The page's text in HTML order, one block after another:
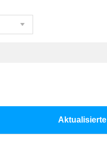
Aktualisierte